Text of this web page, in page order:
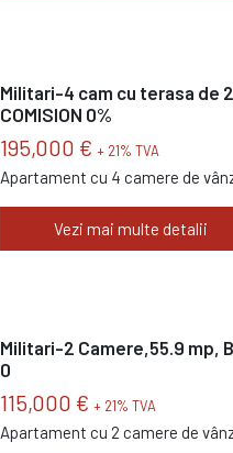
Militari-4 cam cu terasa de
COMISION 0%
195,000 € + 21% TVA
Apartament cu 4 camere de
Vezi mai multe detalii
Militari-2 Camere,55.9 mp,
0
115,000 € + 21% TVA
Apartament cu 2 camere de